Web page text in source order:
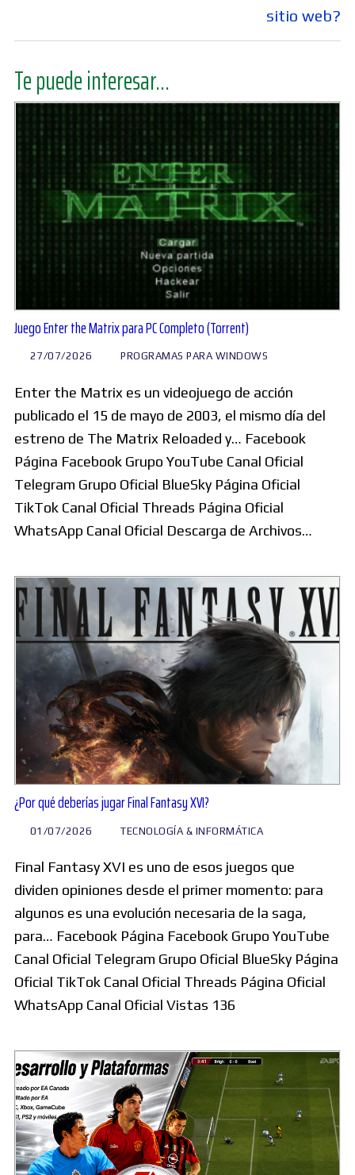
sitio web?
Te puede interesar...
Juego Enter the Matrix para PC Completo (Torrent)
27/07/2026 PROGRAMAS PARA WINDOWS
Enter the Matrix es un videojuego de acción
publicado el 15 de mayo de 2003, el mismo día del
estreno de The Matrix Reloaded y… Facebook
Página Facebook Grupo YouTube Canal Oficial
Telegram Grupo Oficial BlueSky Página Oficial
TikTok Canal Oficial Threads Página Oficial
WhatsApp Canal Oficial Descarga de Archivos…
¿Por qué deberías jugar Final Fantasy XVI?
01/07/2026 TECNOLOGÍA & INFORMÁTICA
Final Fantasy XVI es uno de esos juegos que
dividen opiniones desde el primer momento: para
algunos es una evolución necesaria de la saga,
para… Facebook Página Facebook Grupo YouTube
Canal Oficial Telegram Grupo Oficial BlueSky Página
Oficial TikTok Canal Oficial Threads Página Oficial
WhatsApp Canal Oficial Vistas 136